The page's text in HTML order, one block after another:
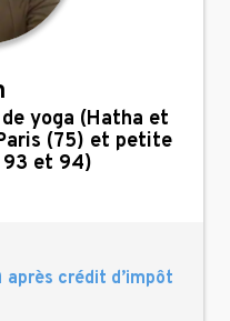
yoga (Hatha et
(75) et petite
93 et 94)
après crédit d’impôt